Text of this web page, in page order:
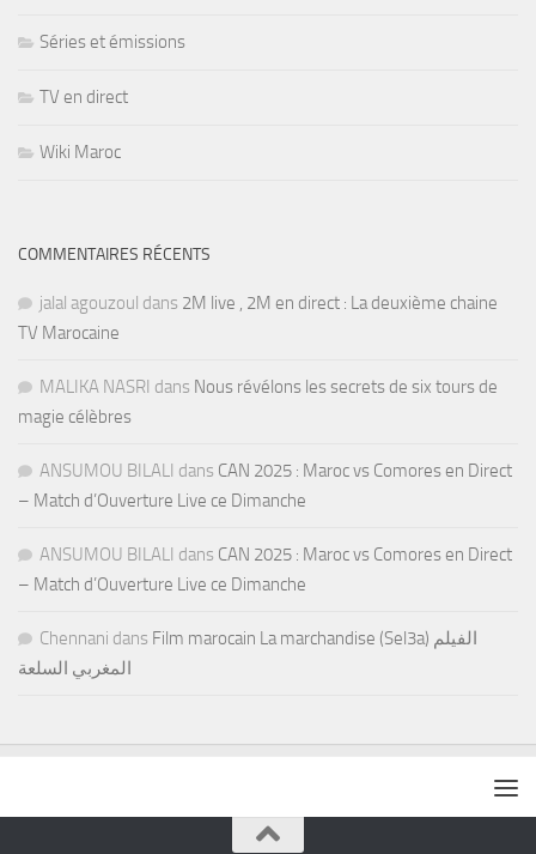
Séries et émissions
TV en direct
Wiki Maroc
COMMENTAIRES RÉCENTS
jalal agouzoul dans 2M live , 2M en direct : La deuxième chaine
TV Marocaine
MALIKA NASRI dans Nous révélons les secrets de six tours de
magie célèbres
ANSUMOU BILALI dans CAN 2025 : Maroc vs Comores en Direct
– Match d’Ouverture Live ce Dimanche
ANSUMOU BILALI dans CAN 2025 : Maroc vs Comores en Direct
– Match d’Ouverture Live ce Dimanche
Chennani dans Film marocain La marchandise (Sel3a) الفيلم
المغربي السلعة